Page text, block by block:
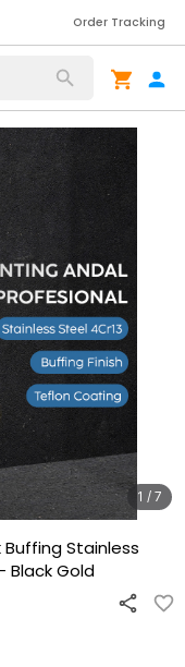
Order Tracking
1 / 7
Buffing Stainless
- Black Gold